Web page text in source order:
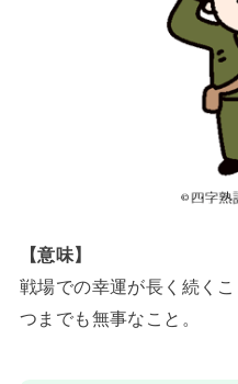
【意味】
戦場での幸運が長く続く
つまでも無事なこと。